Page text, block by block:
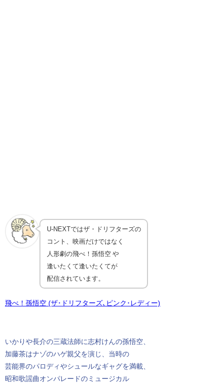
U-NEXTではザ・ドリフターズの
コント、映画だけではなく
人形劇の飛べ！孫悟空 や
逢いたくて逢いたくてが
配信されています。
飛べ！孫悟空 (ザ･ドリフターズ､ピンク･レディー)
いかりや長介の三蔵法師に志村けんの孫悟空、
加藤茶はナゾのハゲ親父を演じ、当時の
芸能界のパロディやシュールなギャグを満載、
昭和歌謡曲オンパレードのミュージカル